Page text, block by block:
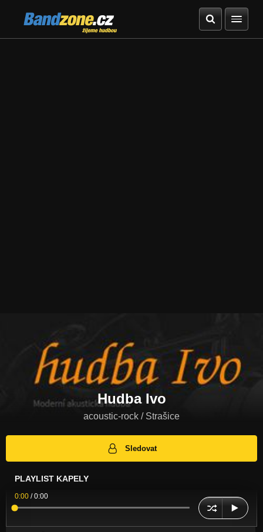
Bandzone.cz
žijeme hudbou
Hudba Ivo
acoustic-rock / Strašice
Sledovat
PLAYLIST KAPELY
0:00 /0:00